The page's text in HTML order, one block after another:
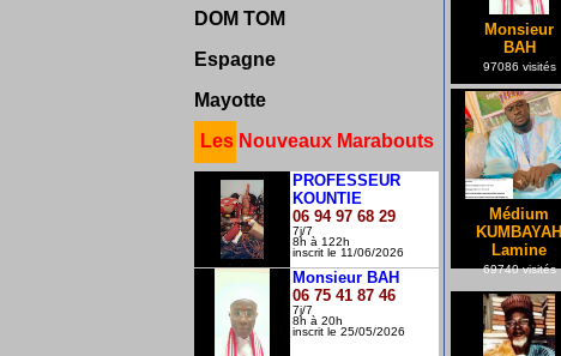
La Réunion
Guyane
Liège
Charleroi
Ontario
DOM TOM
Espagne
Mayotte
Les Nouveaux Marabouts
PROFESSEUR
KOUNTIE
06 94 97 68 29
7j/7
8h à 122h
inscrit le 11/06/2026
Monsieur BAH
06 75 41 87 46
7j/7
8h à 20h
inscrit le 25/05/2026
Monsieur
BAH
97086 visités
Médium
KUMBAYAH
Lamine
69740 visités